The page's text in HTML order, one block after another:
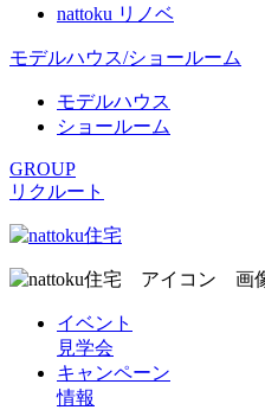
nattoku リノベ
モデルハウス/ショールーム
モデルハウス
ショールーム
GROUP
リクルート
イベント
見学会
キャンペーン
情報